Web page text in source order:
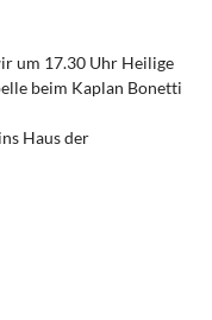
um 17.30 Uhr Heilige
beim Kaplan Bonetti
Haus der